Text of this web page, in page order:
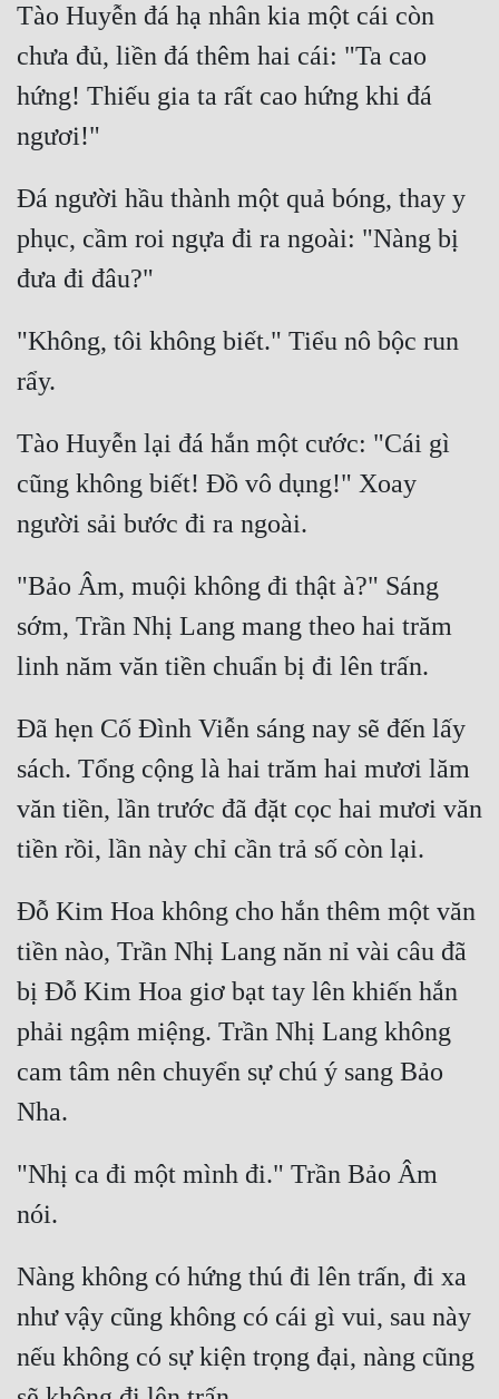
Cẩu Đạo Trường Sinh
Vô Địch Lưu
Xây Dựng Thế Lực
Đẹp
Đẹp Hiệp
Tính Cách Nhân Vật :
Cơ Trí
Sát Phạt Quyết Đoán
Vô Sỉ
Điềm Đạm
Tào Huyễn đá hạ nhân kia một cái còn
chưa đủ, liền đá thêm hai cái: "Ta cao
hứng! Thiếu gia ta rất cao hứng khi đá
Đá người hầu thành một quả bóng, thay y
phục, cầm roi ngựa đi ra ngoài: "Nàng bị
"Không, tôi không biết." Tiểu nô bộc run
Tào Huyễn lại đá hắn một cước: "Cái gì
cũng không biết! Đồ vô dụng!" Xoay
"Bảo Âm, muội không đi thật à?" Sáng
sớm, Trần Nhị Lang mang theo hai trăm
Đã hẹn Cố Đình Viễn sáng nay sẽ đến lấy
sách. Tổng cộng là hai trăm hai mươi lăm
văn tiền, lần trước đã đặt cọc hai mươi văn
Đỗ Kim Hoa không cho hắn thêm một văn
tiền nào, Trần Nhị Lang năn nỉ vài câu đã
bị Đỗ Kim Hoa giơ bạt tay lên khiến hắn
phải ngậm miệng. Trần Nhị Lang không
cam tâm nên chuyển sự chú ý sang Bảo
"Nhị ca đi một mình đi." Trần Bảo Âm
Nàng không có hứng thú đi lên trấn, đi xa
như vậy cũng không có cái gì vui, sau này
nếu không có sự kiện trọng đại, nàng cũng